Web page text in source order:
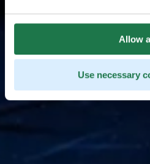
Allow
Use necessary